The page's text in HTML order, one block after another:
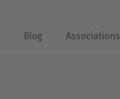
Blog Associations